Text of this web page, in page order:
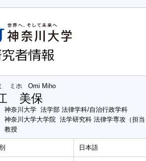
ミホ Omi Miho
美保
神奈川大学 法学部 法律学科/自治行政学科
神奈川大学大学院 法学研究科 法律学専攻（担
教授
日本語